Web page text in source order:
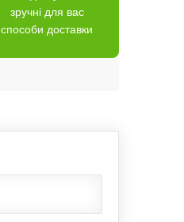
зручні для вас
способи доставки